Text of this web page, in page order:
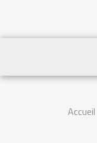
Accueil